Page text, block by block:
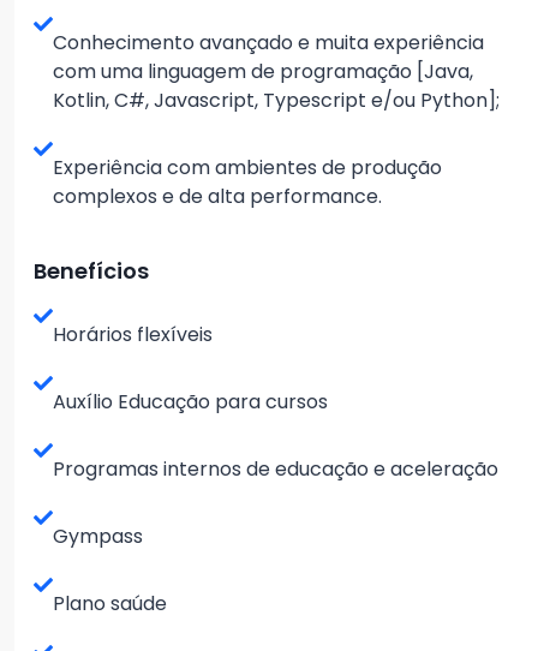
Conhecimento avançado e muita experiência
com uma linguagem de programação [Java,
Kotlin, C#, Javascript, Typescript e/ou Python];
Experiência com ambientes de produção
complexos e de alta performance.
Benefícios
Horários flexíveis
Auxílio Educação para cursos
Programas internos de educação e aceleração
Gympass
Plano saúde